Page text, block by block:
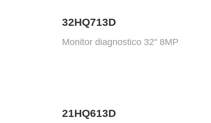
32HQ713D
Monitor diagnostico 32" 8MP
21HQ613D